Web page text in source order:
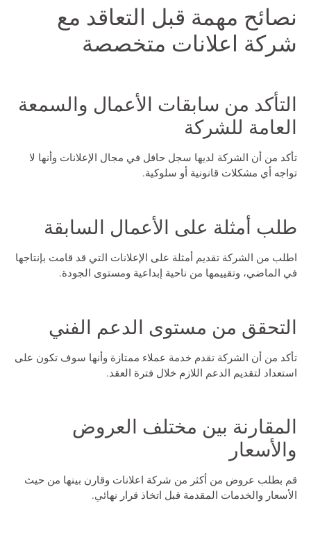
نصائح مهمة قبل التعاقد مع
شركة اعلانات متخصصة
التأكد من سابقات الأعمال والسمعة
العامة للشركة
تأكد من أن الشركة لديها سجل حافل في مجال الإعلانات وأنها لا
تواجه أي مشكلات قانونية أو سلوكية.
طلب أمثلة على الأعمال السابقة
اطلب من الشركة تقديم أمثلة على الإعلانات التي قد قامت بإنتاجها
في الماضي، وتقييمها من ناحية إبداعية ومستوى الجودة.
التحقق من مستوى الدعم الفني
تأكد من أن الشركة تقدم خدمة عملاء ممتازة وأنها سوف تكون على
استعداد لتقديم الدعم اللازم خلال فترة العقد.
المقارنة بين مختلف العروض
والأسعار
قم بطلب عروض من أكثر من شركة اعلانات وقارن بينها من حيث
الأسعار والخدمات المقدمة قبل اتخاذ قرار نهائي.